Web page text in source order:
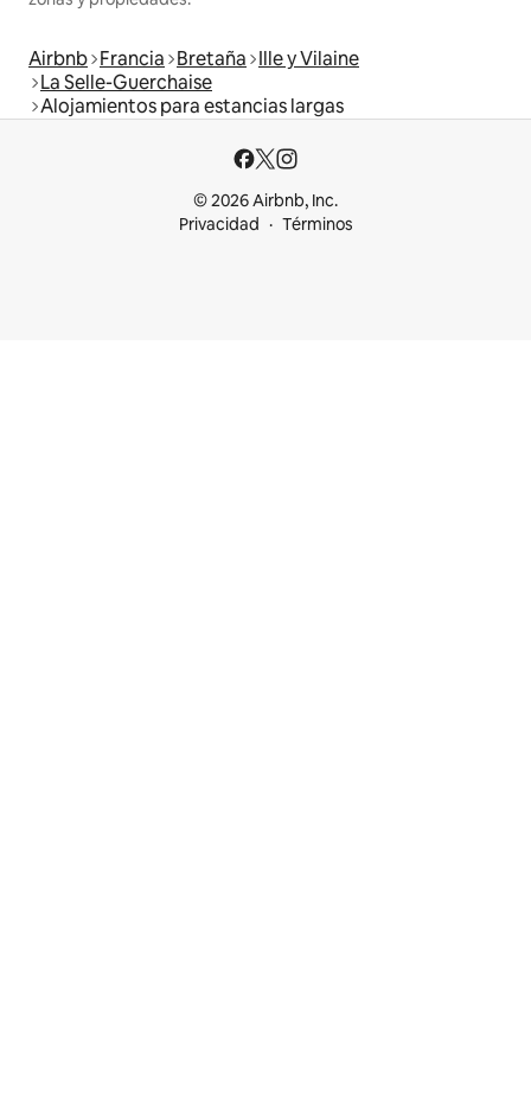
Airbnb Francia Bretaña Ille y Vilaine
La Selle-Guerchaise
Alojamientos para estancias largas
© 2026 Airbnb, Inc.
Privacidad
Términos